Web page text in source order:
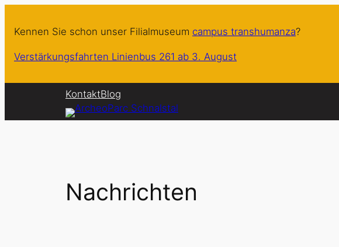
Inhalt
Kennen Sie schon unser Filialmuseum campus transhumanza?
Verstärkungsfahrten Linienbus 261 ab 3. August
KontaktBlog
Nachrichten